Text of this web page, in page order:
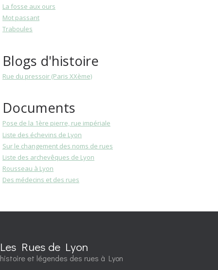
La fosse aux ours
Mot passant
Traboules
Blogs d'histoire
Rue du pressoir (Paris XXème)
Documents
Pose de la 1ère pierre, rue impériale
Liste des échevins de Lyon
Sur le changement des noms de rues
Liste des archevêques de Lyon
Rousseau à Lyon
Des médecins et des rues
Les Rues de Lyon
histoire et légendes des rues à Lyon